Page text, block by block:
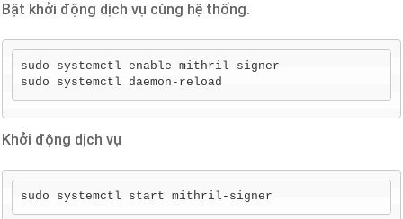
Bật khởi động dịch vụ cùng hệ thống.
sudo systemctl enable mithril-signer
sudo systemctl daemon-reload
Khởi động dịch vụ
sudo systemctl start mithril-signer